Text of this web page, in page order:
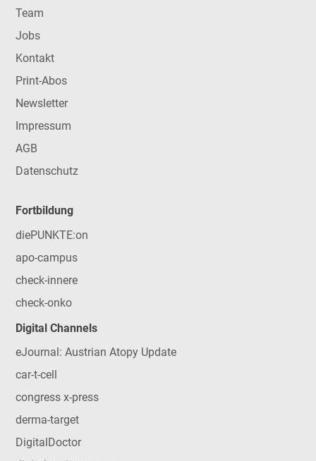
Team
Jobs
Kontakt
Print-Abos
Newsletter
Impressum
AGB
Datenschutz
Fortbildung
diePUNKTE:on
apo-campus
check-innere
check-onko
Digital Channels
eJournal: Austrian Atopy Update
car-t-cell
congress x-press
derma-target
DigitalDoctor